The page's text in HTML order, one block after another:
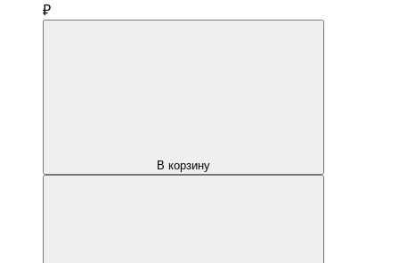
₽
В корзину